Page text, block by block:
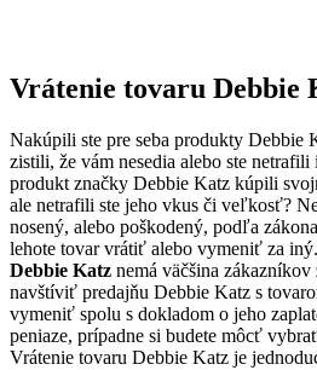
Vrátenie tovaru Debbie
Nakúpili ste pre seba produkty Debbie
zistili, že vám nesedia alebo ste
produkt značky Debbie Katz kúpili
ale netrafili ste jeho vkus či veľkosť?
nosený, alebo poškodený, podľa
lehote tovar vrátiť alebo vymeniť za iný.
Debbie Katz nemá väčšina zákazníkov
navštíviť predajňu Debbie Katz s
vymeniť spolu s dokladom o jeho
peniaze, prípadne si budete môcť
Vrátenie tovaru Debbie Katz je